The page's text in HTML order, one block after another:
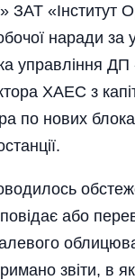
ЗАТ «Ін­ститут
наради за
управління
ХАЕС з
по нових
або
звіти, в